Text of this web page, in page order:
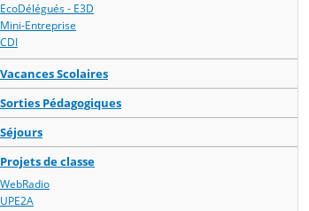
EcoDélégués - E3D
Mini-Entreprise
CDI
Vacances Scolaires
Sorties Pédagogiques
Séjours
Projets de classe
WebRadio
UPE2A